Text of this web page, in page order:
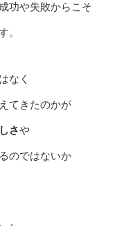
功や失敗からこそ
。
なく
てきたのかが
さや
のではないか